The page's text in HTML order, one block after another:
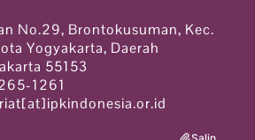
No.29, Brontokusuman, Kec.
Yogyakarta, Daerah
55153
1261